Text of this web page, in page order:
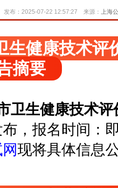
发布：2025-07-22 12:57:27 来源： 上海
生健康技术评
摘要
卫生健康技术
， 报名时间：
现将具体信息